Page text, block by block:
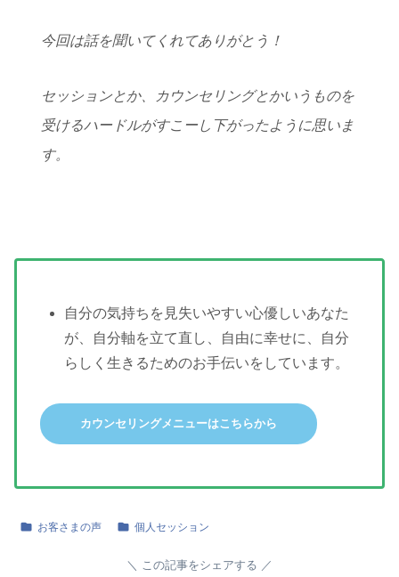
今回は話を聞いてくれてありがとう！
セッションとか、カウンセリングとかいうものを
受けるハードルがすこーし下がったように思いま
す。
自分の気持ちを見失いやすい心優しいあなた
が、自分軸を立て直し、自由に幸せに、自分
らしく生きるためのお手伝いをしています。
カウンセリングメニューはこちらから
お客さまの声 個人セッション
この記事をシェアする